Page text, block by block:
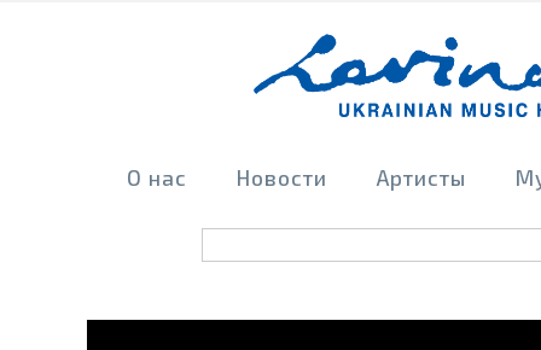
О нас Новости Артисты